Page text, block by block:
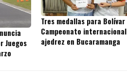
Juegos
Tres medallas para
Campeonato
ajedrez en Bucaramanga